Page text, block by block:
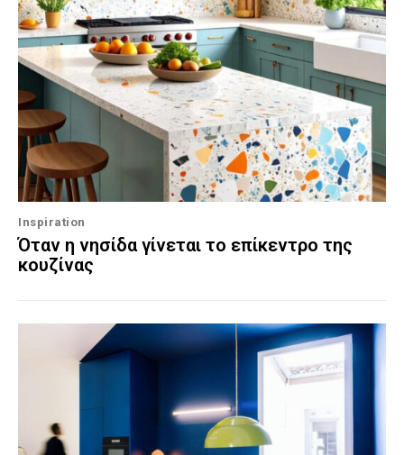
Inspiration
Όταν η νησίδα γίνεται το επίκεντρο της
κουζίνας